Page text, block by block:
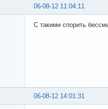
06-08-12 11:04:11
С такими спорить
06-08-12 14:01:31